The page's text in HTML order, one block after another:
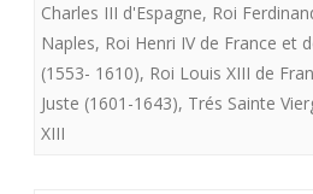
LA
TRES
SAINTE
Charles III d'Espagne, Roi
Naples, Roi Henri IV de France et
(1553- 1610), Roi Louis XIII de
Juste (1601-1643), Trés Sainte
XIII